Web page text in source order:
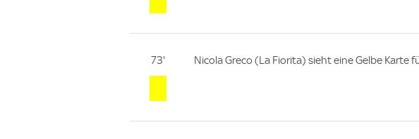
73' Nicola Greco (La Fiorita) sieht eine Gelbe Karte